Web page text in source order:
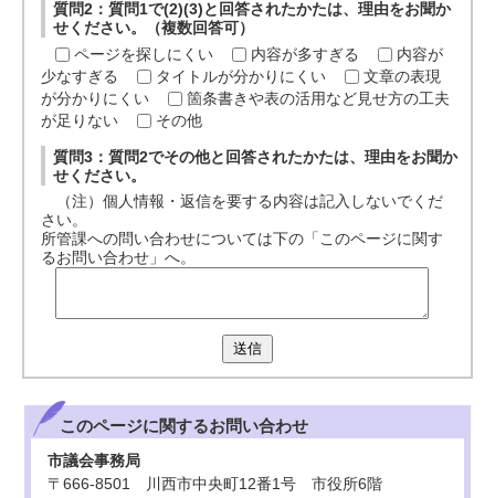
質問2：質問1で(2)(3)と回答されたかたは、理由をお聞か
せください。（複数回答可）
ページを探しにくい
内容が多すぎる
内容が
少なすぎる
タイトルが分かりにくい
文章の表現
が分かりにくい
箇条書きや表の活用など見せ方の工夫
が足りない
その他
質問3：質問2でその他と回答されたかたは、理由をお聞か
せください。
（注）個人情報・返信を要する内容は記入しないでくだ
さい。
所管課への問い合わせについては下の「このページに関す
るお問い合わせ」へ。
送信
このページに関するお問い合わせ
市議会事務局
〒666-8501 川西市中央町12番1号 市役所6階